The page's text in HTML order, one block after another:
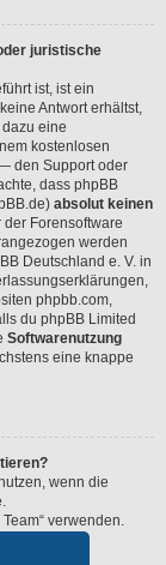
juristische
ist, ist ein
Antwort erhältst,
eine
kostenlosen
den Support oder
dass phpBB
absolut keinen
Forensoftware
werden
Deutschland e. V. in
phpbb.com,
du phpBB Limited
Softwarenutzung
eine knappe
wenn die
verwenden.